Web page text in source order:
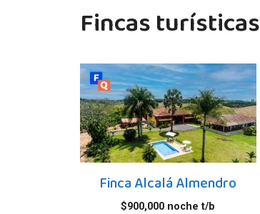
Fincas turísticas
Finca Alcalá Almendro
$900,000 noche t/b